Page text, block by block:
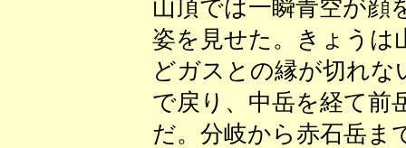
山頂では一瞬青空が顔
姿を見せた。きょうは
どガスとの縁が切れな
で戻り、中岳を経て前
だ。分岐から赤石岳ま